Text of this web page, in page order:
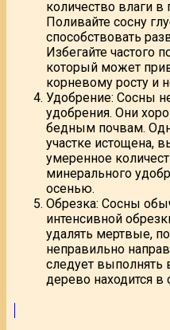
количество влаги в
Поливайте сосну
способствовать
Избегайте частого
который может
корневому росту и
Удобрение: Сосны
удобрения. Они
бедным почвам.
участке истощена,
умеренное
минерального
осенью.
Обрезка: Сосны
интенсивной
удалять мертвые,
неправильно
следует выполнять
дерево находится в